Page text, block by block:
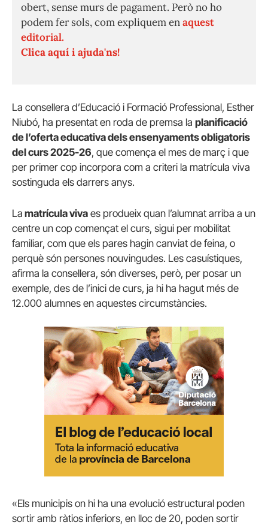
obert, sense murs de pagament. Però no ho
podem fer sols, com expliquem enaquest
editorial.
Clica aquí i ajuda'ns!
La consellera d’Educació i Formació Professional, Esther
Niubó, ha presentat en roda de premsa la planificació
de l’oferta educativa dels ensenyaments obligatoris
del curs 2025-26, que comença el mes de març i que
per primer cop incorpora com a criteri la matrícula viva
sostinguda els darrers anys.
La matrícula viva es produeix quan l’alumnat arriba a un
centre un cop començat el curs, sigui per mobilitat
familiar, com que els pares hagin canviat de feina, o
perquè són persones nouvingudes. Les casuístiques,
afirma la consellera, són diverses, però, per posar un
exemple, des de l’inici de curs, ja hi ha hagut més de
12.000 alumnes en aquestes circumstàncies.
«Els municipis on hi ha una evolució estructural poden
sortir amb ràtios inferiors, en lloc de 20, poden sortir